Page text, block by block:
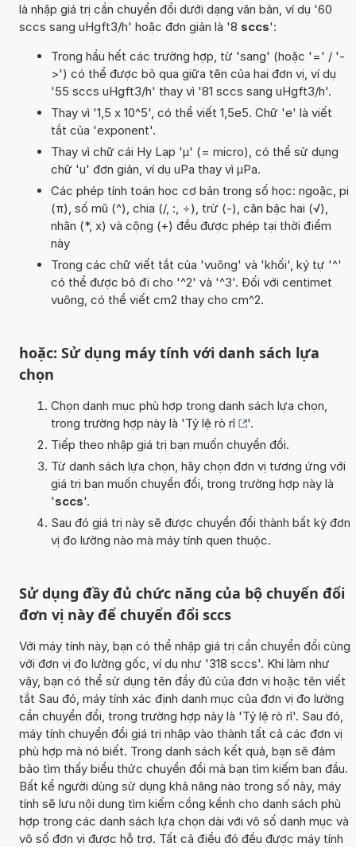
là nhập giá trị cần chuyển đổi dưới dạng văn bản, ví dụ '60
sccs sang uHgft3/h' hoặc đơn giản là '8 sccs':
Trong hầu hết các trường hợp, từ 'sang' (hoặc '=' / '-
>') có thể được bỏ qua giữa tên của hai đơn vị, ví dụ
'55 sccs uHgft3/h' thay vì '81 sccs sang uHgft3/h'.
Thay vì '1,5 x 10^5', có thể viết 1,5e5. Chữ 'e' là viết
tắt của 'exponent'.
Thay vì chữ cái Hy Lạp 'µ' (= micro), có thể sử dụng
chữ 'u' đơn giản, ví dụ uPa thay vì µPa.
Các phép tính toán học cơ bản trong số học: ngoặc, pi
(π), số mũ (^), chia (/, :, ÷), trừ (-), căn bậc hai (√),
nhân (*, x) và cộng (+) đều được phép tại thời điểm
này
Trong các chữ viết tắt của 'vuông' và 'khối', ký tự '^'
có thể được bỏ đi cho '^2' và '^3'. Đối với centimet
vuông, có thể viết cm2 thay cho cm^2.
hoặc: Sử dụng máy tính với danh sách lựa
chọn
Chọn danh mục phù hợp trong danh sách lựa chọn,
trong trường hợp này là 'Tỷ lệ rò rỉ
'.
Tiếp theo nhập giá trị bạn muốn chuyển đổi.
Từ danh sách lựa chọn, hãy chọn đơn vị tương ứng với
giá trị bạn muốn chuyển đổi, trong trường hợp này là
'sccs'.
Sau đó giá trị này sẽ được chuyển đổi thành bất kỳ đơn
vị đo lường nào mà máy tính quen thuộc.
Sử dụng đầy đủ chức năng của bộ chuyển đổi
đơn vị này để chuyển đổi sccs
Với máy tính này, bạn có thể nhập giá trị cần chuyển đổi cùng
với đơn vị đo lường gốc, ví dụ như '318 sccs'. Khi làm như
vậy, bạn có thể sử dụng tên đầy đủ của đơn vị hoặc tên viết
tắt Sau đó, máy tính xác định danh mục của đơn vị đo lường
cần chuyển đổi, trong trường hợp này là 'Tỷ lệ rò rỉ'. Sau đó,
máy tính chuyển đổi giá trị nhập vào thành tất cả các đơn vị
phù hợp mà nó biết. Trong danh sách kết quả, bạn sẽ đảm
bảo tìm thấy biểu thức chuyển đổi mà bạn tìm kiếm ban đầu.
Bất kể người dùng sử dụng khả năng nào trong số này, máy
tính sẽ lưu nội dung tìm kiếm cồng kềnh cho danh sách phù
hợp trong các danh sách lựa chọn dài với vô số danh mục và
vô số đơn vị được hỗ trợ. Tất cả điều đó đều được máy tính